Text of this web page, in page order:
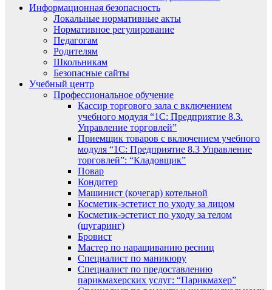
Информационная безопасность
Локальные нормативные акты
Нормативное регулирование
Педагогам
Родителям
Школьникам
Безопасные сайты
Учебный центр
Профессиональное обучение
Кассир торгового зала с включением
учебного модуля “1С: Предприятие 8.3.
Управление торговлей”
Приемщик товаров с включением учебного
модуля “1С: Предприятие 8.3 Управление
торговлей”: “Кладовщик”
Повар
Кондитер
Машинист (кочегар) котельной
Косметик-эстетист по уходу за лицом
Косметик-эстетист по уходу за телом
(шугаринг)
Бровист
Мастер по наращиванию ресниц
Специалист по маникюру
Специалист по предоставлению
парикмахерских услуг: “Парикмахер”